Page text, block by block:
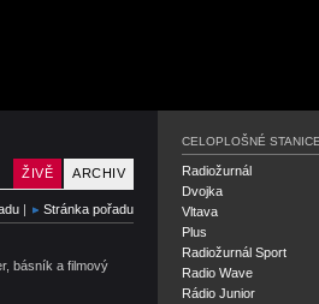
Český rozhlas Rádio
ARCHIV
ŽIVĚ
| Stránka pořadu
básník a filmový
CELOPLOŠNÉ
Radiožurnál
Dvojka
Vltava
Plus
Radiožurnál Sport
Radio Wave
Rádio Junior